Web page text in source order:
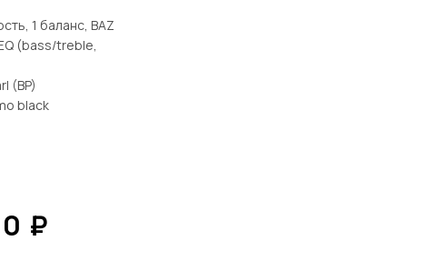
1 баланс, BAZ
(bass/treble,
(BP)
black
₽